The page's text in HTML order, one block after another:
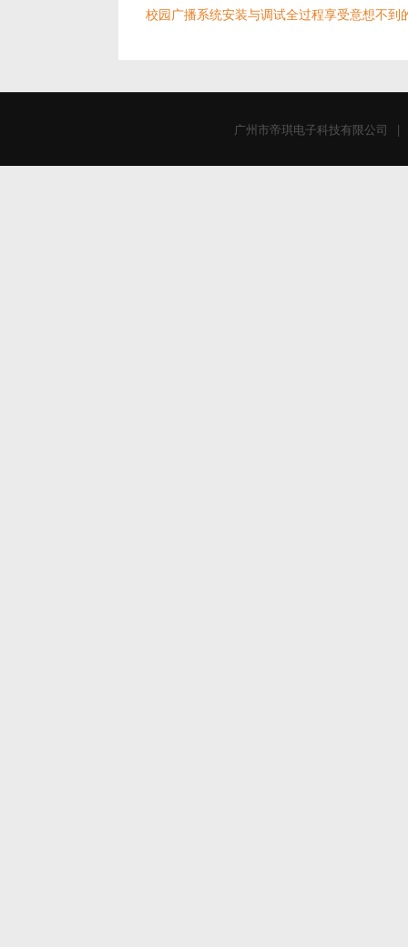
校园广播系统安装与调试全过程享受意想不到
广州市帝琪电子科技有限公司 |